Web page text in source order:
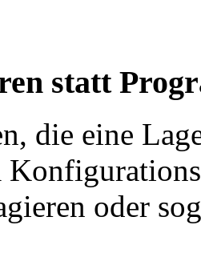
statt
die eine
oder